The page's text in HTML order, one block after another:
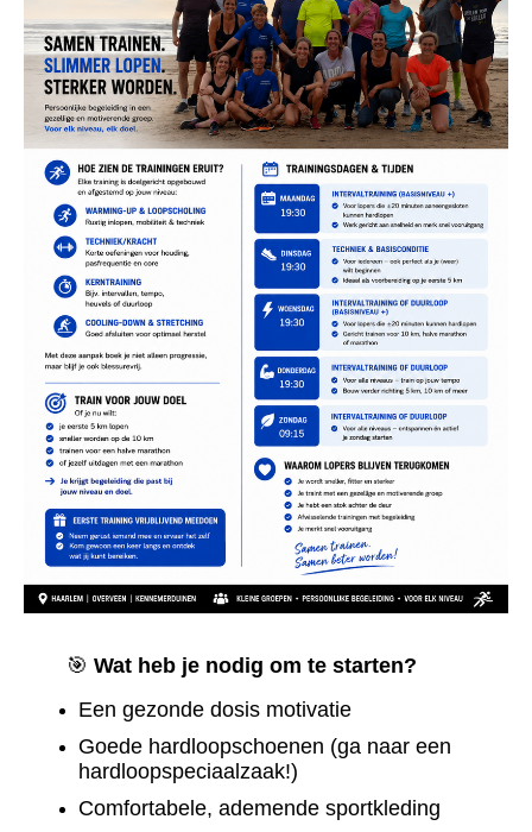
🎯 Wat heb je nodig om te starten?
Een gezonde dosis motivatie
Goede hardloopschoenen (ga naar een
hardloopspeciaalzaak!)
Comfortabele, ademende sportkleding